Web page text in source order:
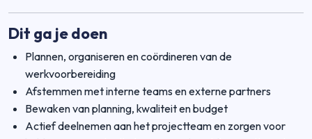
Dit ga je doen
Plannen, organiseren en coördineren van de
werkvoorbereiding
Afstemmen met interne teams en externe partners
Bewaken van planning, kwaliteit en budget
Actief deelnemen aan het projectteam en zorgen voor